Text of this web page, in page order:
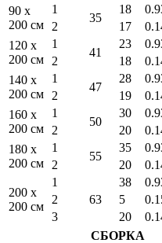
90 x
200 см
1
35
18
2 17
120 x
200 см
1
41
23
2 18
140 x
200 см
1
47
28
2 19
160 x
200 см
1
50
30
2 20
180 x
200 см
1
55
35
2 20
200 x
200 см
1
63
38
2 5
3
20
СБОРКА